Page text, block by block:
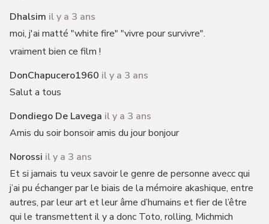
Dhalsim il y a 3 ans
moi, j'ai matté "white fire" "vivre pour survivre".
vraiment bien ce film !
DonChapucero1960 il y a 3 ans
Salut a tous
Dondiego De Lavega il y a 3 ans
Amis du soir bonsoir amis du jour bonjour
Norossi il y a 3 ans
Et si jamais tu veux savoir le genre de personne avecc qui
j’ai pu échanger par le biais de la mémoire akashique, entre
autres, par leur art et leur âme d’humains et fier de l’être
qui le transmettent il y a donc Toto, rolling, Michmich